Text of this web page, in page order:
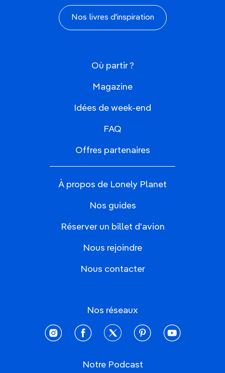
Nos livres d'inspiration
Où partir ?
Magazine
Idées de week-end
FAQ
Offres partenaires
À propos de Lonely Planet
Nos guides
Réserver un billet d'avion
Nous rejoindre
Nous contacter
Nos réseaux
instagramfacebooktwitter pinterestyoutube
Notre Podcast